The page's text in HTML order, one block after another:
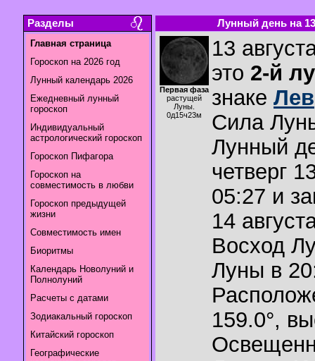
Разделы
Главная страница
Гороскоп на 2026 год
Лунный календарь 2026
Ежедневный лунный
гороскоп
Индивидуальный
астрологический гороскоп
Гороскоп Пифагора
Гороскоп на
совместимость в любви
Гороскоп предыдущей
жизни
Совместимость имен
Биоритмы
Календарь Новолуний и
Полнолуний
Расчеты с датами
Зодиакальный гороскоп
Китайский гороскоп
Географические
Лунный день на
Первая фаза
растущей
Луны.
0д15ч23м
13
это 2-й
знаке Лев
Сила
Лунный
четверг
05:27 и
14
Восход
Луны в
159.0°,